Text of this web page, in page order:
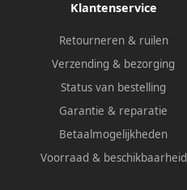
Klantenservice
Retourneren & ruilen
Verzending & bezorging
Status van bestelling
Garantie & reparatie
Betaalmogelijkheden
Voorraad & beschikbaarheid